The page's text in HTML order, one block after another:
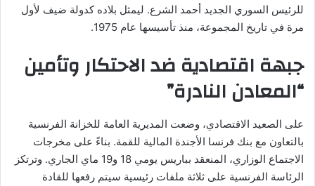
للرئيس السوري الجديد أحمد الشرع. ليمثل بلاده كدولة ضيف لأول
مرة في تاريخ المجموعة، منذ تأسيسها عام 1975.
جبهة اقتصادية ضد الاحتكار وتأمين
“المعادن النادرة”
على الصعيد الاقتصادي، وضعت المديرية العامة للخزانة الفرنسية
بالتعاون مع بنك فرنسا الأجندة المالية للقمة. بناءً على مخرجات
الاجتماع الوزاري، المنعقد بباريس يومي 18 و19 ماي الجاري. وترتكز
الرئاسة الفرنسية على ثلاثة ملفات رئيسية سيتم رفعها للقادة